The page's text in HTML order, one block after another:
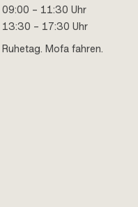
09:00 – 11:30 Uhr
13:30 – 17:30 Uhr
Ruhetag. Mofa fahren.